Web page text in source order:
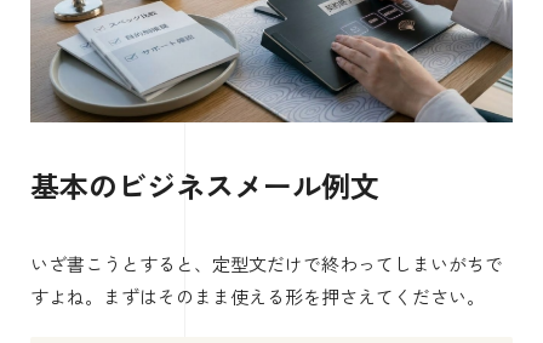
基本のビジネスメール例文
いざ書こうとすると、定型文だけで終わってしまいがちで
すよね。まずはそのまま使える形を押さえてください。